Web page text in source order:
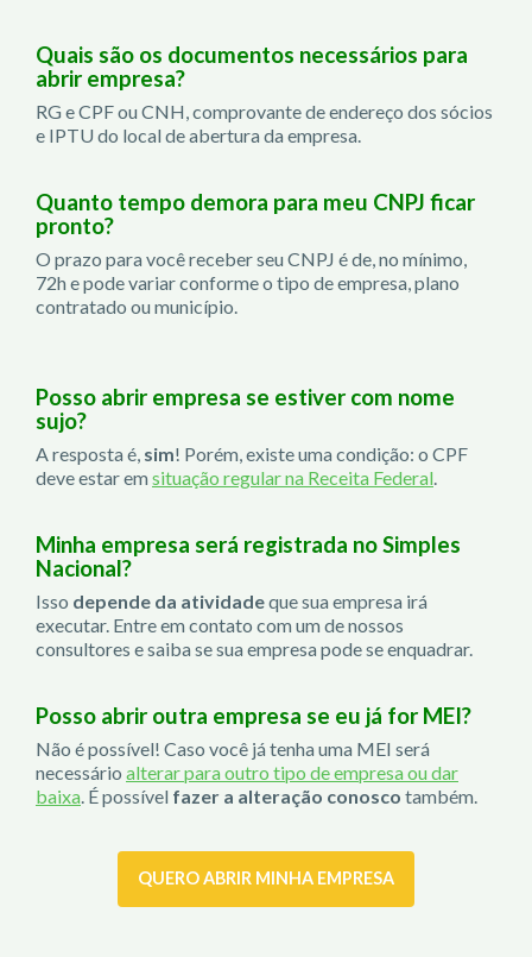
Quais são os documentos necessários para
abrir empresa?
RG e CPF ou CNH, comprovante de endereço dos sócios
e IPTU do local de abertura da empresa.
Quanto tempo demora para meu CNPJ ficar
pronto?
O prazo para você receber seu CNPJ é de, no mínimo,
72h e pode variar conforme o tipo de empresa, plano
contratado ou município.
Posso abrir empresa se estiver com nome
sujo?
A resposta é, sim! Porém, existe uma condição: o CPF
deve estar emsituação regular na Receita Federal.
Minha empresa será registrada no Simples
Nacional?
Isso depende da atividadeque sua empresa irá
executar. Entre em contato com um de nossos
consultores e saiba se sua empresa pode se enquadrar.
Posso abrir outra empresa se eu já for MEI?
Não é possível! Caso você já tenha uma MEI será
necessário alterar para outro tipo de empresa ou dar
baixa. É possível fazer a alteração conosco também.
QUERO ABRIR MINHA EMPRESA